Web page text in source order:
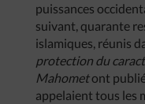
puissances
suivant, quarante
islamiques, réunis
protection du
Mahometont
appelaient tous les